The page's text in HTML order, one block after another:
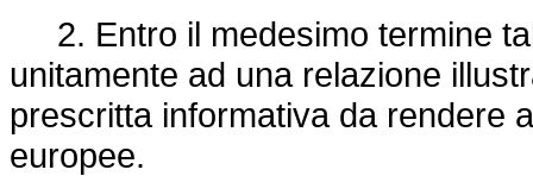
2. Entro il medesimo termine
unitamente ad una relazione
prescritta informativa da rendere
europee.